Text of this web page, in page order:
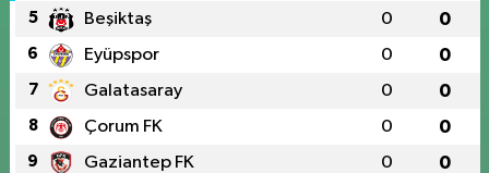
5 Beşiktaş 0 0
6 Eyüpspor 0 0
7 Galatasaray 0 0
8 Çorum FK 0 0
9 Gaziantep FK 0 0